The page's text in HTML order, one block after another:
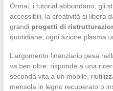
Ormai, i tutorial abbondano, gli
accessibili, la creatività si libera
grandi progetti di
quotidiane, ogni azione plasma
L’argomento finanziario pesa
va ben oltre: risponde a una
seconda vita a un mobile,
mensola in legno recuperato o